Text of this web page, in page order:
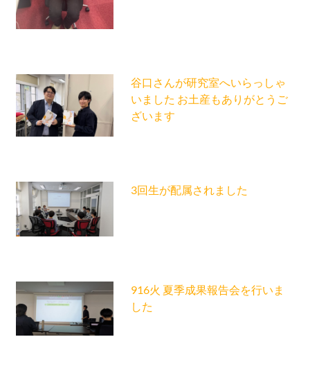
谷口さんが研究室へいらっしゃ
いました お土産もありがとうご
ざいます
3回生が配属されました
916火 夏季成果報告会を行いま
した